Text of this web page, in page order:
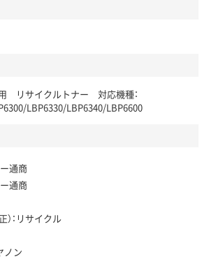
用 リサイクルトナー 対応機種：
LBP6330/LBP6340/LBP6600
通商
通商
）：リサイクル
ノン